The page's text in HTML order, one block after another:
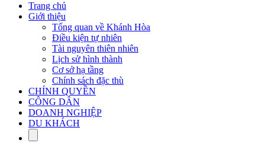
Trang chủ
Giới thiệu
Tổng quan về Khánh Hòa
Điều kiện tự nhiên
Tài nguyên thiên nhiên
Lịch sử hình thành
Cơ sở hạ tầng
Chính sách đặc thù
CHÍNH QUYỀN
CÔNG DÂN
DOANH NGHIỆP
DU KHÁCH